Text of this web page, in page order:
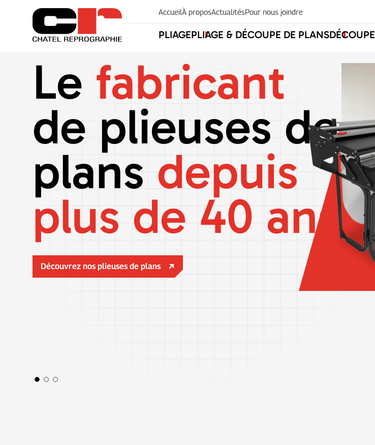
AccueilÀ proposActualitésPour nous joindre
PLIAGEPLIAGE & DÉCOUPE DE PLANSDÉCOUPE
Le fabricant
de plieuses de
plans depuis
plus de 40 ans
Découvrez nos plieuses de plans